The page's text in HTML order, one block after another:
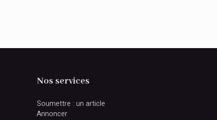
Nos services
Soumettre : un article
Annoncer